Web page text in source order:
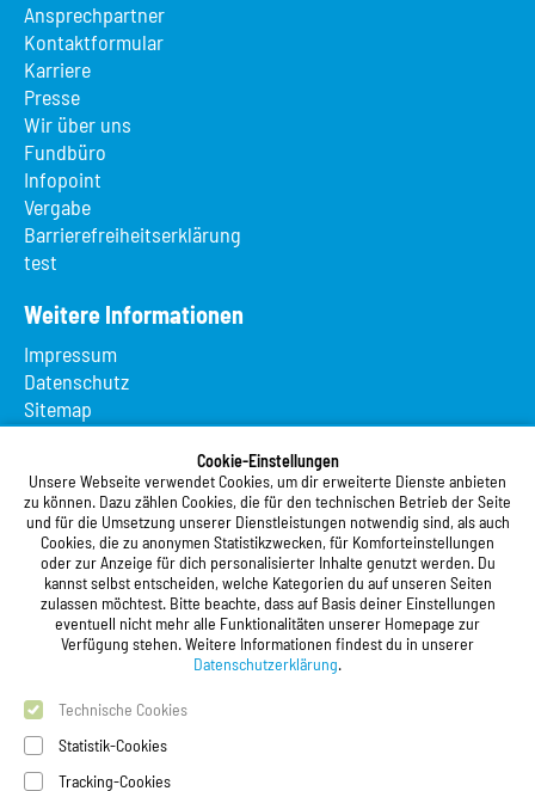
Cookie-Einstellungen
Unsere Webseite verwendet Cookies, um dir erweiterte Dienste anbieten
zu können. Dazu zählen Cookies, die für den technischen Betrieb der Seite
und für die Umsetzung unserer Dienstleistungen notwendig sind, als auch
Cookies, die zu anonymen Statistikzwecken, für Komforteinstellungen
oder zur Anzeige für dich personalisierter Inhalte genutzt werden. Du
kannst selbst entscheiden, welche Kategorien du auf unseren Seiten
zulassen möchtest. Bitte beachte, dass auf Basis deiner Einstellungen
eventuell nicht mehr alle Funktionalitäten unserer Homepage zur
Verfügung stehen. Weitere Informationen findest du in unserer
Datenschutzerklärung.
Technische Cookies
Statistik-Cookies
Tracking-Cookies
Ansprechpartner
Kontaktformular
Karriere
Presse
Wir über uns
Fundbüro
Infopoint
Vergabe
Barrierefreiheitserklärung
test
Weitere Informationen
Impressum
Datenschutz
Sitemap
Registrierung
Studierendenwerk Vorderpfalz
Studierendenwerk Vorderpfalz
Anstalt des öffentlichen Rechts
Xylanderstraße 17
76829 Landau in der Pfalz
Telefon:+49 6341 9179 0
Telefax: +49 6341 9179 16
E-Mail:
info@stw-vp.de